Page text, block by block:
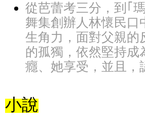
從芭蕾考三分，到｢
舞集創辦人林懷民口
生角力，面對父親的
的孤獨，依然堅持成
癮、她享受，並且，
小說